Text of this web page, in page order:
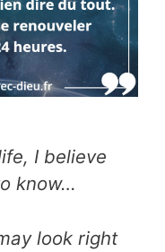
I believe
know…
look right